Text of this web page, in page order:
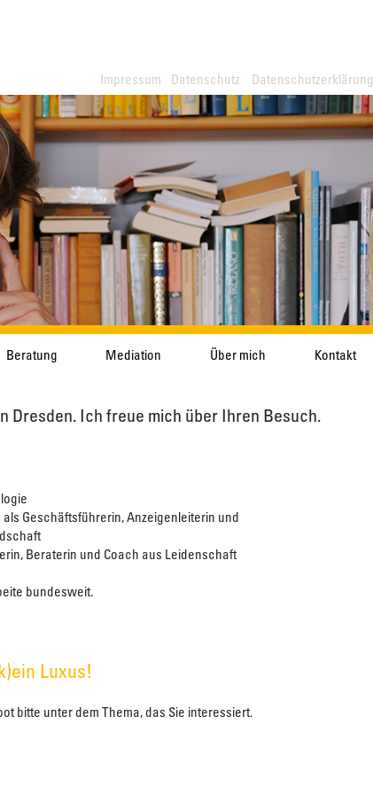
Impressum Datenschutz Datenschutzerklärung
Beratung Mediation Über mich Kontakt
Dresden. Ich freue mich über Ihren Besuch.
Geschäftsführerin, Anzeigenleiterin und
Beraterin und Coach aus Leidenschaft
bundesweit.
Luxus!
bitte unter dem Thema, das Sie interessiert.